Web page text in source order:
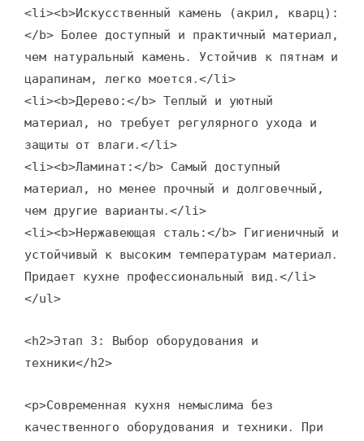
<li><b>Искусственный камень (акрил, кварц):
</b> Более доступный и практичный материал,
чем натуральный камень․ Устойчив к пятнам и
царапинам, легко моется․</li>
<li><b>Дерево:</b> Теплый и уютный
материал, но требует регулярного ухода и
защиты от влаги․</li>
<li><b>Ламинат:</b> Самый доступный
материал, но менее прочный и долговечный,
чем другие варианты․</li>
<li><b>Нержавеющая сталь:</b> Гигиеничный и
устойчивый к высоким температурам материал․
Придает кухне профессиональный вид․</li>
</ul>
<h2>Этап 3: Выбор оборудования и
техники</h2>
<p>Современная кухня немыслима без
качественного оборудования и техники․ При